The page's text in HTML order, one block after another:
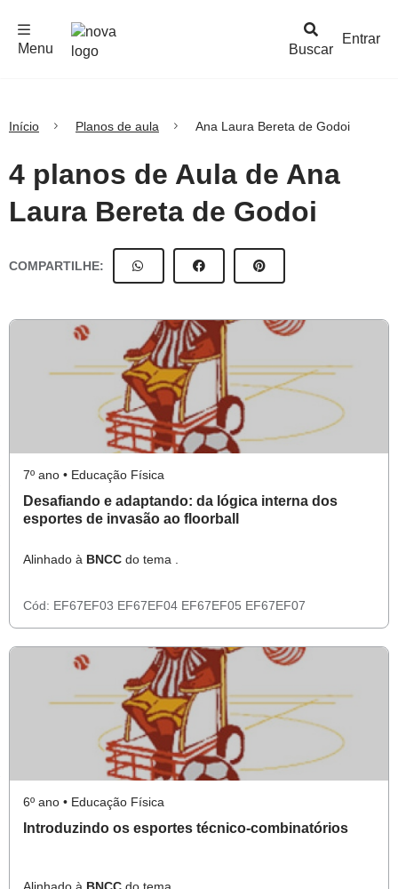
Buscar
Menu
Entrar
Início Planos de aula Ana Laura Bereta de Godoi
4 planos de Aula de Ana
Laura Bereta de Godoi
COMPARTILHE:
7º ano • Educação Física
Desafiando e adaptando: da lógica interna dos
esportes de invasão ao floorball
Alinhado à BNCC do tema .
Cód: EF67EF03 EF67EF04 EF67EF05 EF67EF07
6º ano • Educação Física
Introduzindo os esportes técnico-combinatórios